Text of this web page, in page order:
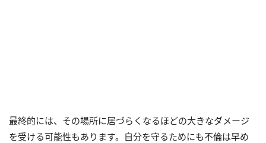
最終的には、その場所に居づらくなるほどの大きなダメージ
を受ける可能性もあります。自分を守るためにも不倫は早め